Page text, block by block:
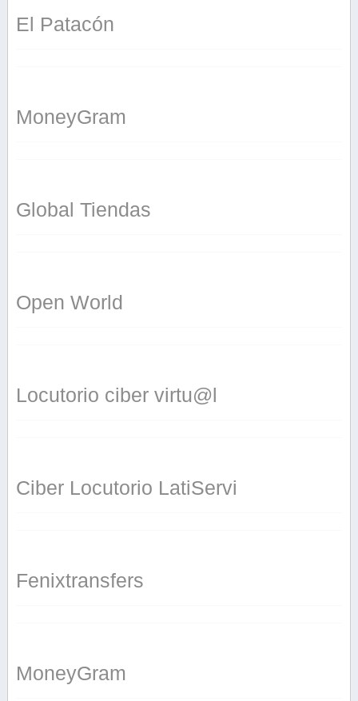
El Patacón
MoneyGram
Global Tiendas
Open World
Locutorio ciber virtu@l
Ciber Locutorio LatiServi
Fenixtransfers
MoneyGram